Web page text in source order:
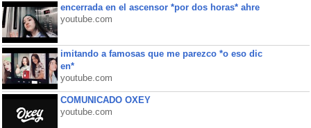
encerrada en el ascensor *por dos horas* ahre
youtube.com
imitando a famosas que me parezco *o eso dic
en*
youtube.com
COMUNICADO OXEY
youtube.com